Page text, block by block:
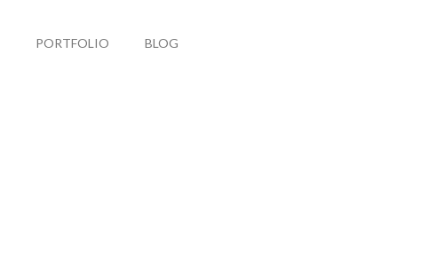
PORTFOLIO BLOG